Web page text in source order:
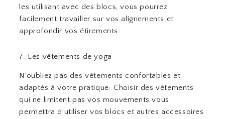
les utilisant avec des blocs, vous pourrez
facilement travailler sur vos alignements et
approfondir vos étirements.
7. Les vêtements de yoga
N’oubliez pas des vêtements confortables et
adaptés à votre pratique. Choisir des vêtements
qui ne limitent pas vos mouvements vous
permettra d’utiliser vos blocs et autres accessoires